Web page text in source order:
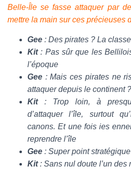
Belle-Île se fasse attaquer par
mettre la main sur ces précieuses
Gee : Des pirates ? La
Kit: Pas sûr que les
l’époque
Gee : Mais ces pirates ne
attaquer depuis le continent ?
Kit: Trop loin, à
d’attaquer l’île, surtout
canons. Et une fois ies
reprendre l’île
Gee : Super point
Kit: Sans nul doute l’un des